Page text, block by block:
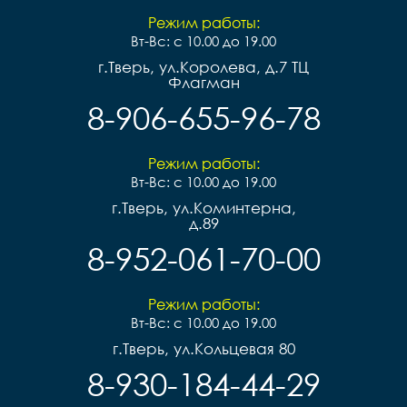
Режим работы:
Вт-Вс: с 10.00 до 19.00
г.Тверь, ул.Королева, д.7 ТЦ
Флагман
8-906-655-96-78
Режим работы:
Вт-Вс: с 10.00 до 19.00
г.Тверь, ул.Коминтерна,
д.89
8-952-061-70-00
Режим работы:
Вт-Вс: с 10.00 до 19.00
г.Тверь, ул.Кольцевая 80
8-930-184-44-29